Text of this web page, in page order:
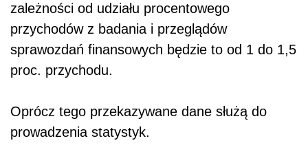
zależności od udziału procentowego
przychodów z badania i przeglądów
sprawozdań finansowych będzie to od 1 do 1,5
proc. przychodu.
Oprócz tego przekazywane dane służą do
prowadzenia statystyk.